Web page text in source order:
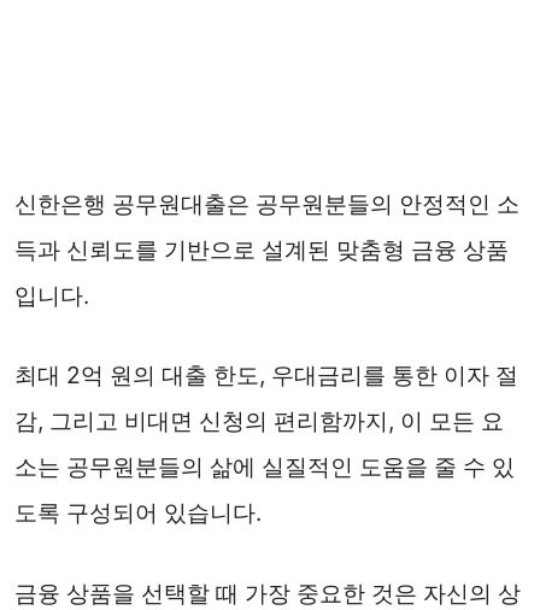
신한은행 공무원대출은 공무원분들의 안정적인 소
득과 신뢰도를 기반으로 설계된 맞춤형 금융 상품
입니다.
최대 2억 원의 대출 한도, 우대금리를 통한 이자 절
감, 그리고 비대면 신청의 편리함까지, 이 모든 요
소는 공무원분들의 삶에 실질적인 도움을 줄 수 있
도록 구성되어 있습니다.
금융 상품을 선택할 때 가장 중요한 것은 자신의 상